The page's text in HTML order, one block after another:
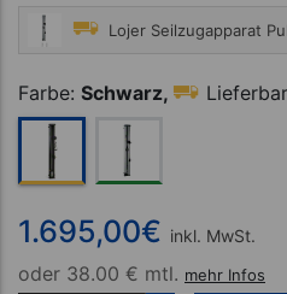
Lojer Seilzugapparat
Farbe: Schwarz,
1.695,00€ inkl. MwSt.
oder 38.00 € mtl. mehr Infos